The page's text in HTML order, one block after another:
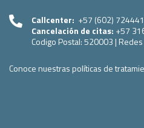
Callcenter: +57 (602)
Cancelación de citas: +57
Codigo Postal:520003 |
Conoce nuestras políticas de